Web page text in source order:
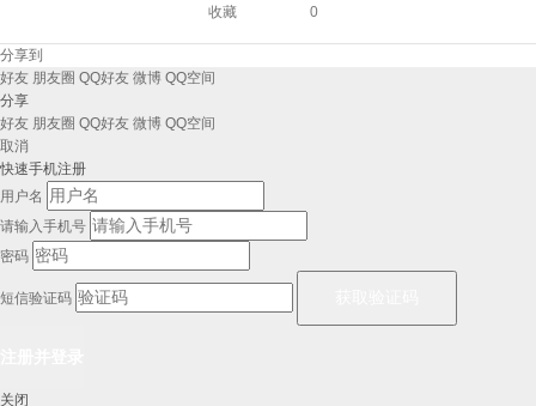
收藏 0
分享到
好友 朋友圈 QQ好友 微博 QQ空间
分享
好友 朋友圈 QQ好友 微博 QQ空间
取消
快速手机注册
用户名
请输入手机号
密码
短信验证码
关闭